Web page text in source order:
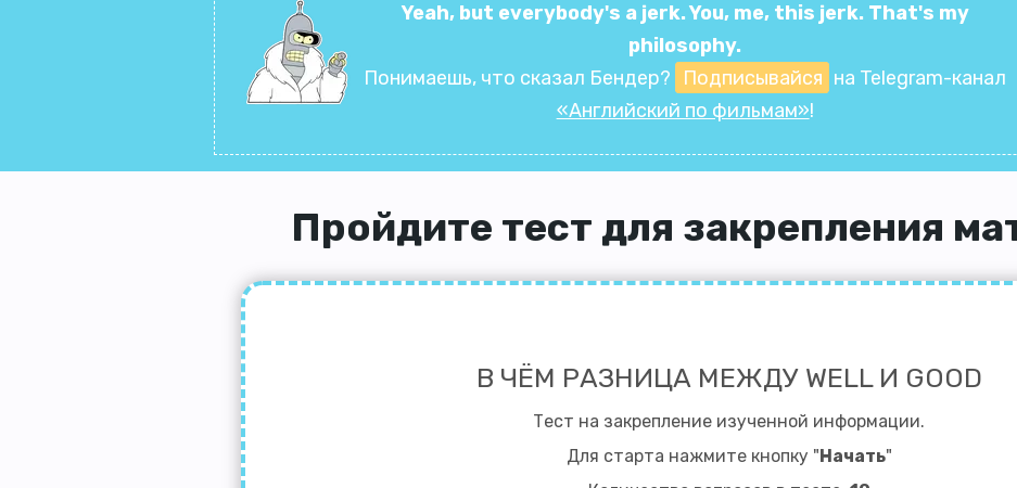
Yeah, but everybody's a jerk. You, me, this jerk. That's my
philosophy.
Понимаешь, что сказал Бендер?
Подписывайся на Telegram-канал
«Английский по фильмам»!
Пройдите тест для закрепления
В ЧЁМ РАЗНИЦА МЕЖДУ WELL И GOOD
Тест на закрепление изученной информации.
Для старта нажмите кнопку "Начать"